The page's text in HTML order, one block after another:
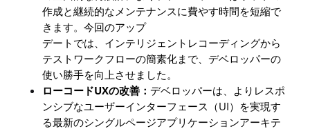
作成と継続的なメンテナンスに費やす時間を短縮で
きます。今回のアップ
デートでは、インテリジェントレコーディングから
テストワークフローの簡素化まで、デベロッパーの
使い勝手を向上させました。
ローコードUXの改善： デベロッパーは、よりレスポ
ンシブなユーザーインターフェース（UI）を実現す
る最新のシングルページアプリケーションアーキテ